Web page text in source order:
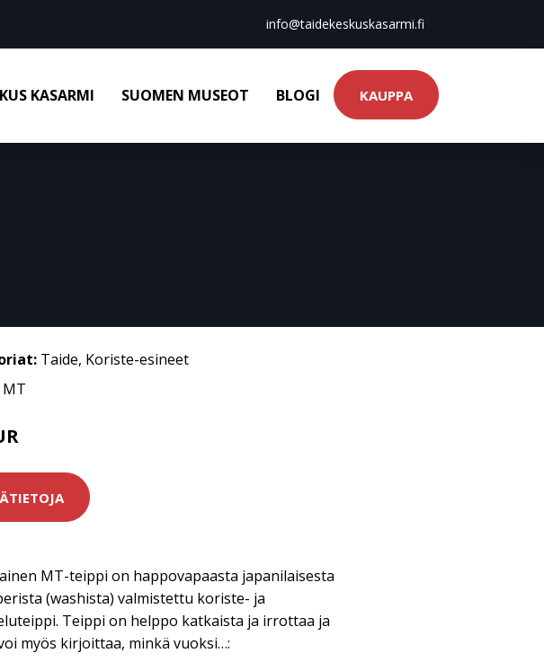
info@taidekeskuskasarmi.fi
KASARMI SUOMEN MUSEOT BLOGI KAUPPA
Taide, Koriste-esineet
MT
MT-teippi on happovapaasta japanilaisesta
(washista) valmistettu koriste- ja
Teippi on helppo katkaista ja irrottaa ja
myös kirjoittaa, minkä vuoksi…: